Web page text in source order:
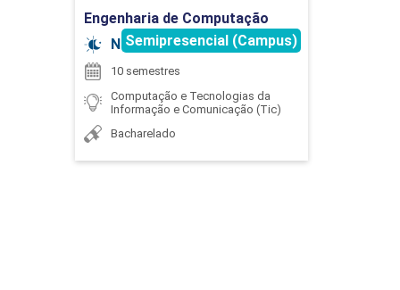
EXPRESSÃO GRÁFICA
Engenharia de Computação
Noturno
Semipresencial (Campus)
10 semestres
Computação e Tecnologias da
Informação e Comunicação (Tic)
Bacharelado